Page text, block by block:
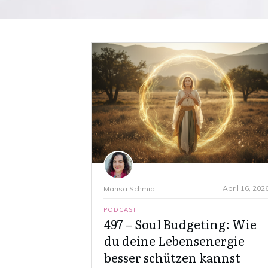
Marisa Schmid April 16,
PODCAST
497 – Soul Budgeting: Wie
du deine Lebensenergie
besser schützen kannst